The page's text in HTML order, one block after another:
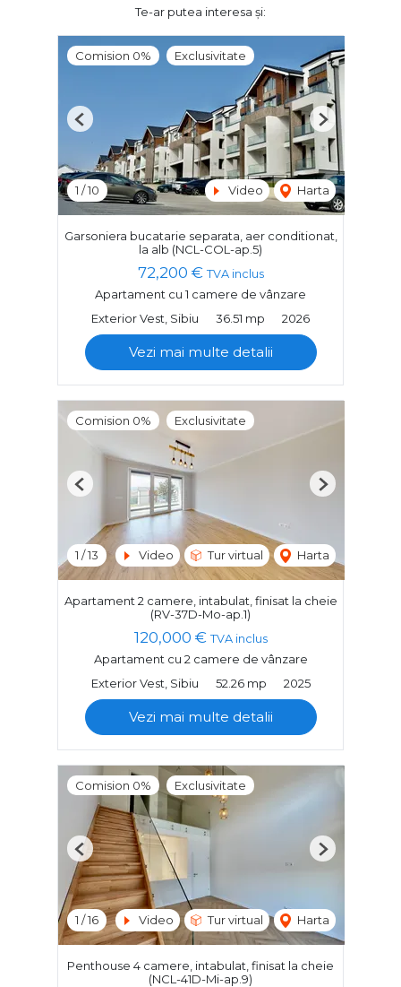
Te-ar putea interesa și:
Comision 0% Exclusivitate
1 /10 Video Harta
Previous Next
Garsoniera bucatarie separata, aer conditionat,
la alb (NCL-COL-ap.5)
72,200 € TVA inclus
Apartament cu 1 camere de vânzare
Exterior Vest, Sibiu
36.51 mp 2026
Vezi mai multe detalii
Comision 0% Exclusivitate
1 /13 Video Tur virtual Harta
Previous Next
Apartament 2 camere, intabulat, finisat la cheie
(RV-37D-Mo-ap.1)
120,000 € TVA inclus
Apartament cu 2 camere de vânzare
Exterior Vest, Sibiu
52.26 mp 2025
Vezi mai multe detalii
Comision 0% Exclusivitate
1 /16 Video Tur virtual Harta
Previous Next
Penthouse 4 camere, intabulat, finisat la cheie
(NCL-41D-Mi-ap.9)